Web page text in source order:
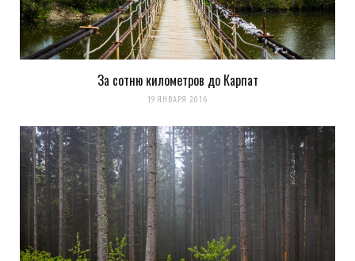
За сотню километров до Карпат
19 ЯНВАРЯ 2016